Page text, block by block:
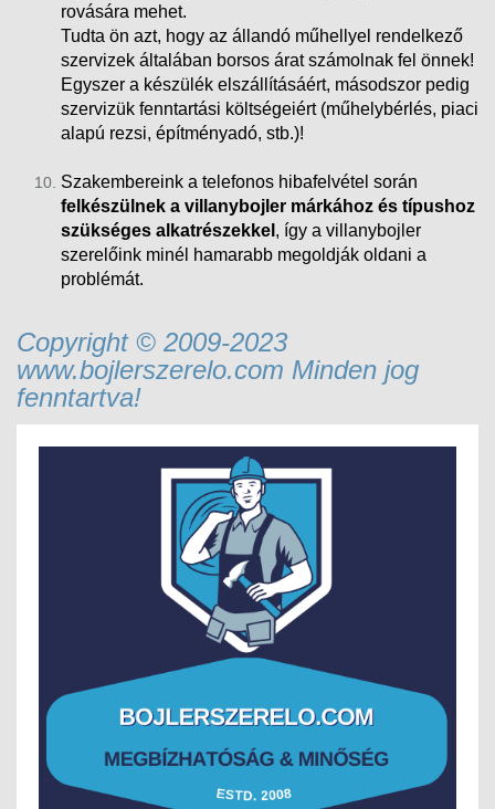
rovására mehet.
Tudta ön azt, hogy az állandó műhellyel rendelkező
szervizek általában borsos árat számolnak fel önnek!
Egyszer a készülék elszállításáért, másodszor pedig
szervizük fenntartási költségeiért (műhelybérlés, piaci
alapú rezsi, építményadó, stb.)!
Szakembereink a telefonos hibafelvétel során
felkészülnek a villanybojler márkához és típushoz
szükséges alkatrészekkel , így a villanybojler
szerelőink minél hamarabb megoldják oldani a
problémát.
Copyright © 2009-2023
www.bojlerszerelo.com Minden jog
fenntartva!